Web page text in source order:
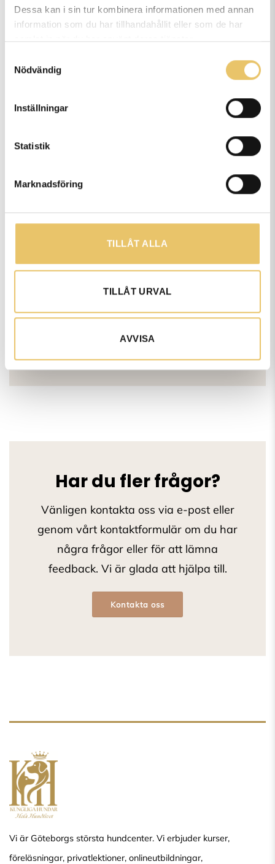
Dessa kan i sin tur kombinera informationen med annan
information som du har tillhandahållit eller som de har
samlat in när du har använt deras tjänster.
Nödvändig
Inställningar
Statistik
Marknadsföring
TILLÅT ALLA
TILLÅT URVAL
AVVISA
kurs/utbildning?
fullfölja utbildningen?
Behöver jag egen hund för att
gå en utbildning eller kurs hos
Går era utbildningar och kurser
att delbetala?
Har du fler frågor?
Vänligen kontakta oss via e-post eller
genom vårt kontaktformulär om du har
några frågor eller för att lämna
feedback. Vi är glada att hjälpa till.
Kontakta oss
Vi är Göteborgs största hundcenter. Vi erbjuder kurser,
föreläsningar, privatlektioner, onlineutbildningar,